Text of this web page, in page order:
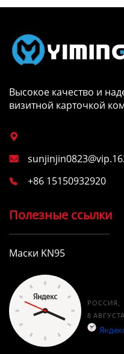
Высокое качество и
визитной карточкой


 +86 15150932920
Полезные ссылки
Маски KN95